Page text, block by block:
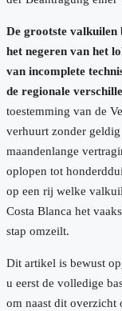
De grootste
het negeren van het
van incomplete
de regionale
toestemming van de
verhuurt zonder
maandenlange
oplopen tot
op een rij welke
Costa Blanca het
stap omzeilt.
Dit artikel is bewust
u eerst de volledige
om naast dit overzicht